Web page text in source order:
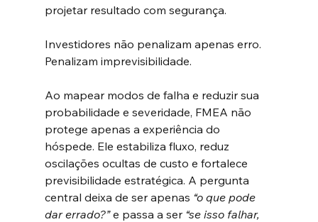
projetar resultado com segurança.
Investidores não penalizam apenas erro.
Penalizam imprevisibilidade.
Ao mapear modos de falha e reduzir sua
probabilidade e severidade, FMEA não
protege apenas a experiência do
hóspede. Ele estabiliza fluxo, reduz
oscilações ocultas de custo e fortalece
previsibilidade estratégica. A pergunta
central deixa de ser apenas “o que pode
dar errado?” e passa a ser “se isso falhar,